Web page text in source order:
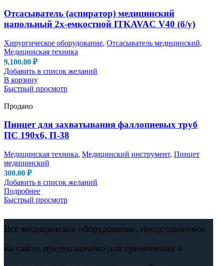
Отсасыватель (аспиратор) медицинский
напольный 2х-емкостной ITKAVAC V40 (б/у)
Хирургическое оборудование, Отсасыватель медицинский,
Медицинская техника
9,100.00 ₽
Добавить в список желаний
В корзину
Быстрый просмотр
Продано
Пинцет для захватывания фаллопиевых труб
ПС 190х6, П-38
Медицинская техника, Медицинский инструмент, Пинцет
медицинский
300.00 ₽
Добавить в список желаний
Подробнее
Быстрый просмотр
Все медицинское оборудование, представленное
на сайте, предназначено для применения в